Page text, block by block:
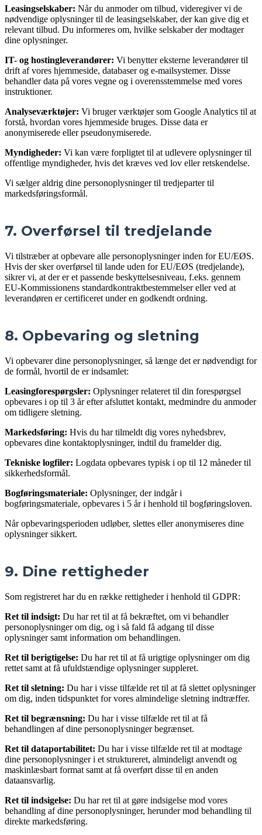
Leasingselskaber: Når du anmoder om tilbud, videregiver vi de
nødvendige oplysninger til de leasingselskaber, der kan give dig et
relevant tilbud. Du informeres om, hvilke selskaber der modtager
dine oplysninger.
IT- og hostingleverandører: Vi benytter eksterne leverandører til
drift af vores hjemmeside, databaser og e-mailsystemer. Disse
behandler data på vores vegne og i overensstemmelse med vores
instruktioner.
Analyseværktøjer: Vi bruger værktøjer som Google Analytics til at
forstå, hvordan vores hjemmeside bruges. Disse data er
anonymiserede eller pseudonymiserede.
Myndigheder: Vi kan være forpligtet til at udlevere oplysninger til
offentlige myndigheder, hvis det kræves ved lov eller retskendelse.
Vi sælger aldrig dine personoplysninger til tredjeparter til
markedsføringsformål.
7. Overførsel til tredjelande
Vi tilstræber at opbevare alle personoplysninger inden for EU/EØS.
Hvis der sker overførsel til lande uden for EU/EØS (tredjelande),
sikrer vi, at der er et passende beskyttelsesniveau, f.eks. gennem
EU-Kommissionens standardkontraktbestemmelser eller ved at
leverandøren er certificeret under en godkendt ordning.
8. Opbevaring og sletning
Vi opbevarer dine personoplysninger, så længe det er nødvendigt for
de formål, hvortil de er indsamlet:
Leasingforespørgsler: Oplysninger relateret til din forespørgsel
opbevares i op til 3 år efter afsluttet kontakt, medmindre du anmoder
om tidligere sletning.
Markedsføring: Hvis du har tilmeldt dig vores nyhedsbrev,
opbevares dine kontaktoplysninger, indtil du framelder dig.
Tekniske logfiler: Logdata opbevares typisk i op til 12 måneder til
sikkerhedsformål.
Bogføringsmateriale: Oplysninger, der indgår i
bogføringsmateriale, opbevares i 5 år i henhold til bogføringsloven.
Når opbevaringsperioden udløber, slettes eller anonymiseres dine
oplysninger sikkert.
9. Dine rettigheder
Som registreret har du en række rettigheder i henhold til GDPR:
Ret til indsigt: Du har ret til at få bekræftet, om vi behandler
personoplysninger om dig, og i så fald få adgang til disse
oplysninger samt information om behandlingen.
Ret til berigtigelse: Du har ret til at få urigtige oplysninger om dig
rettet samt at få ufuldstændige oplysninger suppleret.
Ret til sletning: Du har i visse tilfælde ret til at få slettet oplysninger
om dig, inden tidspunktet for vores almindelige sletning indtræffer.
Ret til begrænsning: Du har i visse tilfælde ret til at få
behandlingen af dine personoplysninger begrænset.
Ret til dataportabilitet: Du har i visse tilfælde ret til at modtage
dine personoplysninger i et struktureret, almindeligt anvendt og
maskinlæsbart format samt at få overført disse til en anden
dataansvarlig.
Ret til indsigelse: Du har ret til at gøre indsigelse mod vores
behandling af dine personoplysninger, herunder mod behandling til
direkte markedsføring.